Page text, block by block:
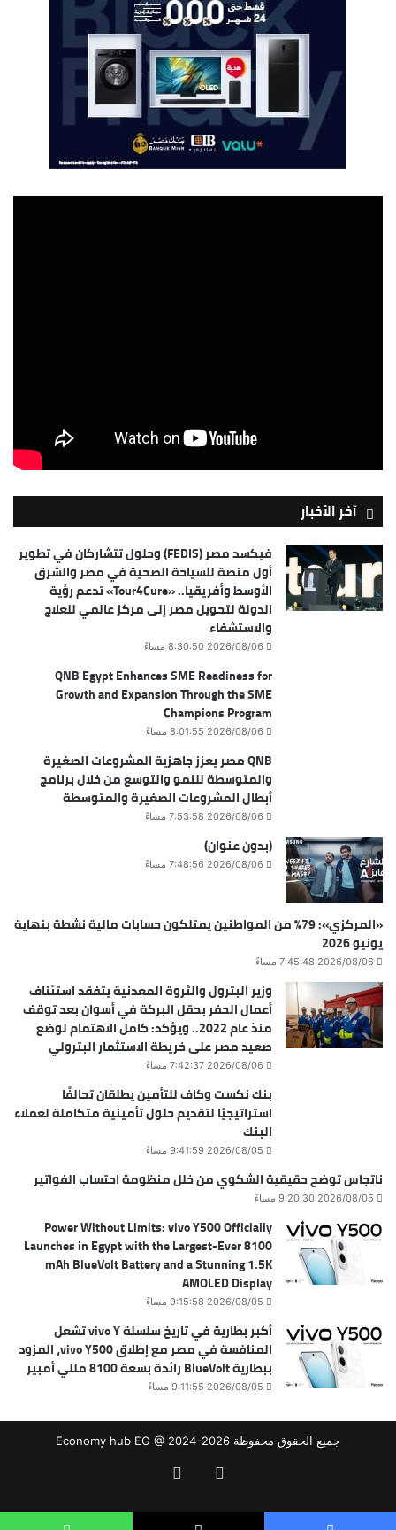
آخر الأخبار
فيكسد مصر (FEDIS) وحلول تتشاركان في تطوير
أول منصة للسياحة الصحية في مصر والشرق
الأوسط وأفريقيا.. «Tour4Cure» تدعم رؤية
الدولة لتحويل مصر إلى مركز عالمي للعلاج
والاستشفاء
2026/08/06 8:30:50 مساءً
QNB Egypt Enhances SME Readiness for
Growth and Expansion Through the SME
Champions Program
2026/08/06 8:01:55 مساءً
QNB مصر يعزز جاهزية المشروعات الصغيرة
والمتوسطة للنمو والتوسع من خلال برنامج
أبطال المشروعات الصغيرة والمتوسطة
2026/08/06 7:53:58 مساءً
(بدون عنوان)
2026/08/06 7:48:56 مساءً
«المركزي»: 79% من المواطنين يمتلكون حسابات مالية نشطة بنهاية
يونيو 2026
2026/08/06 7:45:48 مساءً
وزير البترول والثروة المعدنية يتفقد استئناف
أعمال الحفر بحقل البركة في أسوان بعد توقف
منذ عام 2022.. ويؤكد: كامل الاهتمام لوضع
صعيد مصر على خريطة الاستثمار البترولي
2026/08/06 7:42:37 مساءً
بنك نكست وكاف للتأمين يطلقان تحالفًا
استراتيجيًا لتقديم حلول تأمينية متكاملة لعملاء
البنك
2026/08/05 9:41:59 مساءً
ناتجاس توضح حقيقية الشكوي من خلل منظومة احتساب الفواتير
2026/08/05 9:20:30 مساءً
Power Without Limits: vivo Y500 Officially
Launches in Egypt with the Largest-Ever 8100
mAh BlueVolt Battery and a Stunning 1.5K
AMOLED Display
2026/08/05 9:15:58 مساءً
أكبر بطارية في تاريخ سلسلة vivo Y تشعل
المنافسة في مصر مع إطلاق vivo Y500، المزود
ببطارية BlueVolt رائدة بسعة 8100 مللي أمبير
2026/08/05 9:11:55 مساءً
جميع الحقوق محفوظة Economy hub EG @ 2024-2026
فيسبوك